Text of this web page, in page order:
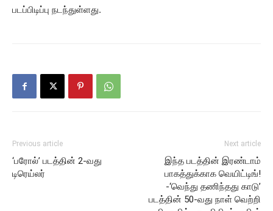
படப்பிடிப்பு நடந்துள்ளது.
Previous article
‘பரோல்’ படத்தின் 2-வது
டிரெய்லர்
Next article
இந்த படத்தின் இரண்டாம்
பாகத்துக்காக வெயிட்டிங்!
-‘வெந்து தணிந்தது காடு’
படத்தின் 50-வது நாள் வெற்றி